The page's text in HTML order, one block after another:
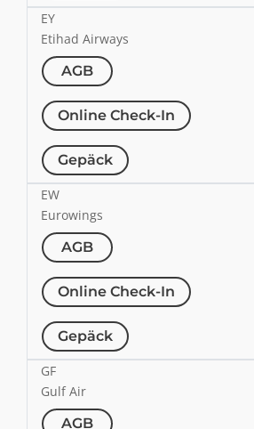
EY
Etihad Airways
AGB
Online Check-In
Gepäck
EW
Eurowings
AGB
Online Check-In
Gepäck
GF
Gulf Air
AGB